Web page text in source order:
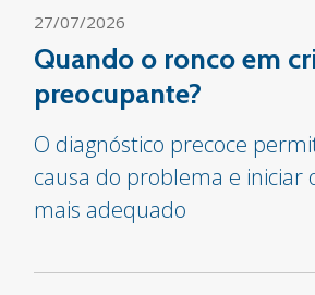
27/07/2026
Quando o ronco em
preocupante?
O diagnóstico precoce
causa do problema e
mais adequado